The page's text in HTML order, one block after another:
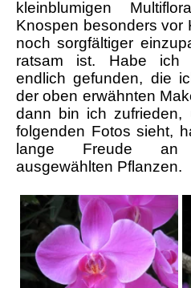
kleinblumigen
Knospen besonders vor
noch sorgfältiger
ratsam ist. Habe ich
endlich gefunden, die
der oben erwähnten
dann bin ich
folgenden Fotos sieht,
lange Freude an
ausgewählten Pflanzen.